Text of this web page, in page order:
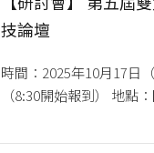
技論壇
時間：2025年10月17日
（8:30開始報到） 地點